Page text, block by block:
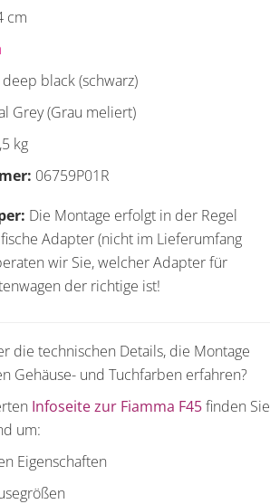
cm
deep black (schwarz)
Grey (Grau meliert)
kg
06759P01R
Die Montage erfolgt in der Regel
Adapter (nicht im Lieferumfang
wir Sie, welcher Adapter für
der richtige ist!
die technischen Details, die Montage
Gehäuse- und Tuchfarben erfahren?
Infoseite zur Fiamma F45finden Sie
um:
Eigenschaften